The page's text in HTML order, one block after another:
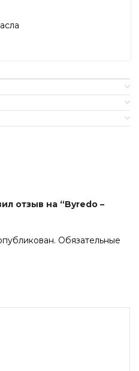
отзыв на “Byredo –
Обязательные